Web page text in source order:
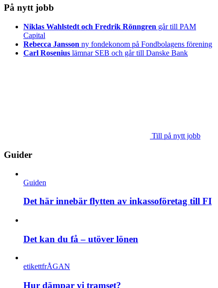
På nytt jobb
Niklas Wahlstedt och Fredrik Rönngren går till PAM
Capital
Rebecca Jansson ny fondekonom på Fondbolagens förening
Carl Rosenius lämnar SEB och går till Danske Bank
Till på nytt jobb
Guider
Guiden
Det här innebär flytten av inkassoföretag till FI
Det kan du få – utöver lönen
etikettfrÅGAN
Hur dämpar vi tramset?